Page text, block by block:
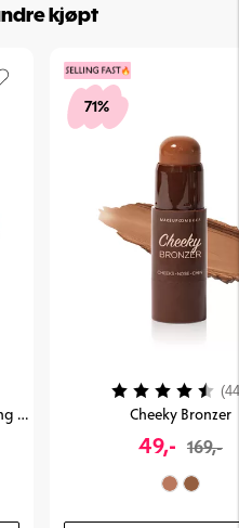
kjøpt
What's Cookin' Good Lookin' Setting & Baking Powder
5 mulige
71%
Cheeky Bronzer
49,- 169,-
Karakter: